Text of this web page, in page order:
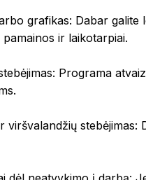
grafikas: Dabar
ir laikotarpiai.
Programa
viršvalandžių